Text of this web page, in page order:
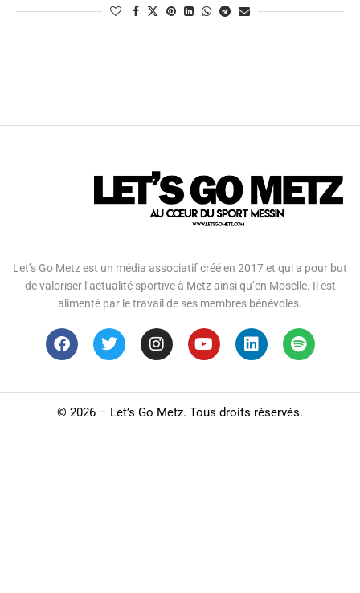
Let’s Go Metz est un média associatif créé en 2017 et qui a pour but
de valoriser l’actualité sportive à Metz ainsi qu’en Moselle. Il est
alimenté par le travail de ses membres bénévoles.
© 2026 – Let’s Go Metz. Tous droits réservés.